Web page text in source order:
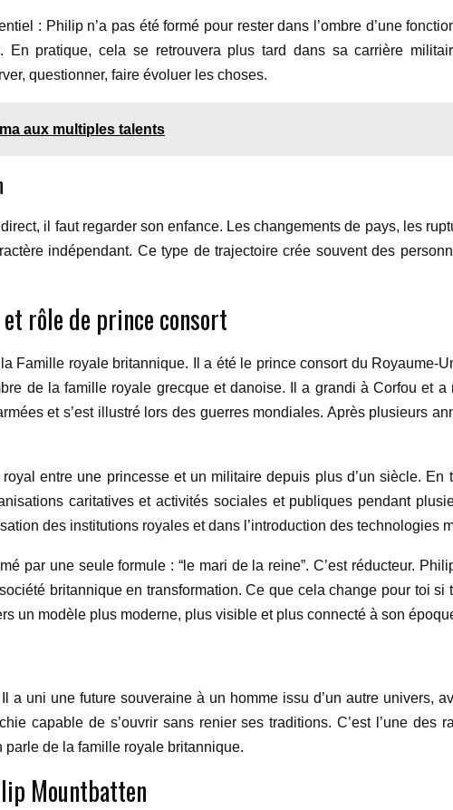
: Philip n’a pas été formé pour rester dans l’ombre d’une
En pratique, cela se retrouvera plus tard dans sa carrière
questionner, faire évoluer les choses.
aux multiples talents
il faut regarder son enfance. Les changements de pays, les
indépendant. Ce type de trajectoire crée souvent des
rôle de prince consort
Famille royale britannique. Il a été le prince consort du Royaume-
de la famille royale grecque et danoise. Il a grandi à Corfou et
et s’est illustré lors des guerres mondiales. Après plusieurs
entre une princesse et un militaire depuis plus d’un siècle.
caritatives et activités sociales et publiques pendant
des institutions royales et dans l’introduction des technologies
par une seule formule : “le mari de la reine”. C’est réducteur.
britannique en transformation. Ce que cela change pour toi si
un modèle plus moderne, plus visible et plus connecté à son
a uni une future souveraine à un homme issu d’un autre univers,
capable de s’ouvrir sans renier ses traditions. C’est l’une
parle de la famille royale britannique.
Mountbatten